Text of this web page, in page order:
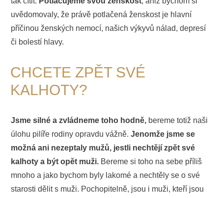
uvědomovaly, že právě potlačená ženskost je hlavní
příčinou ženských nemocí, našich výkyvů nálad, depresí
či bolestí hlavy.
CHCETE ZPĚT SVÉ
KALHOTY?
Jsme silné a zvládneme toho hodně, bereme totiž naši
úlohu pilíře rodiny opravdu vážně.Jenomže jsme se
možná ani nezeptaly mužů, jestli nechtějí zpět své
kalhoty a být opět muži. Bereme si toho na sebe příliš
mnoho a jako bychom byly lakomé a nechtěly se o své
starosti dělit s muži. Pochopitelně, jsou i muži, kteří jsou